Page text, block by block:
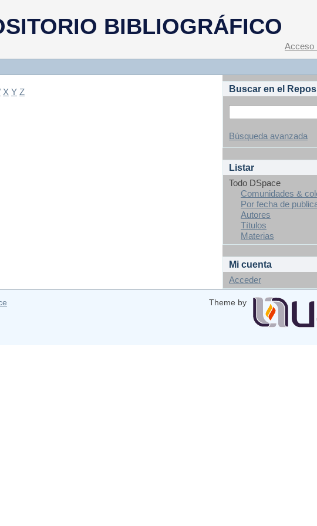
BIBLIOGRÁFICO
Acceso
X Y Z
Buscar en el
Búsqueda avanzada
Listar
Todo DSpace
Comunidades &
Por fecha de
Autores
Títulos
Materias
Mi cuenta
Acceder
Theme by